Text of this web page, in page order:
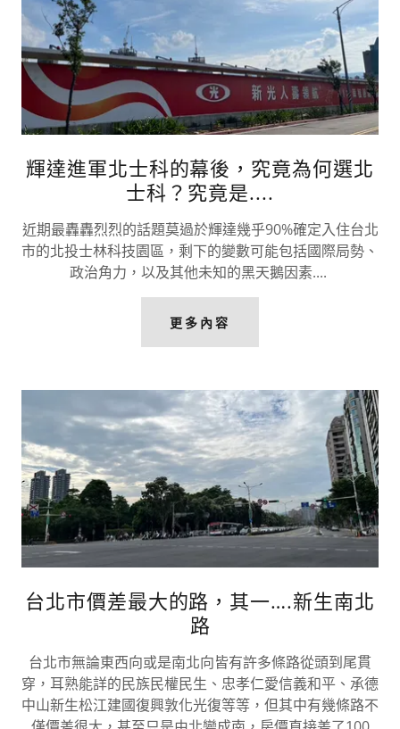
輝達進軍北士科的幕後，究竟為何選北
士科？究竟是....
近期最轟轟烈烈的話題莫過於輝達幾乎90%確定入住台北
市的北投士林科技園區，剩下的變數可能包括國際局勢、
政治角力，以及其他未知的黑天鵝因素....
更多內容
台北市價差最大的路，其一….新生南北
路
台北市無論東西向或是南北向皆有許多條路從頭到尾貫
穿，耳熟能詳的民族民權民生、忠孝仁愛信義和平、承德
中山新生松江建國復興敦化光復等等，但其中有幾條路不